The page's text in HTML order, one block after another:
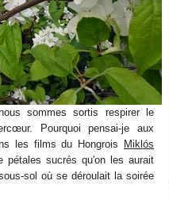
sommes sortis respirer le
Pourquoi pensai-je aux
les films du Hongrois
Miklós
pétales sucrés qu'on les aurait
sol où se déroulait la soirée